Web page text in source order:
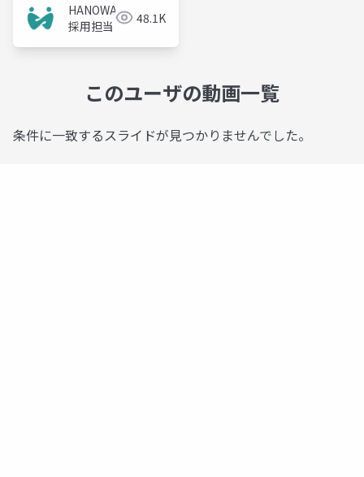
HANOWA
採用担当
48.1K
このユーザの動画一覧
条件に一致するスライドが見つかりませんでした。